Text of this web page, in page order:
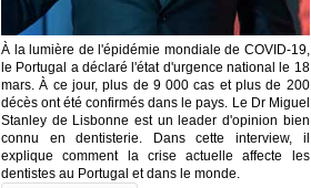
À la lumière de l'épidémie mondiale de COVID-19,
le Portugal a déclaré l'état d'urgence national le 18
mars. À ce jour, plus de 9 000 cas et plus de 200
décès ont été confirmés dans le pays. Le Dr Miguel
Stanley de Lisbonne est un leader d'opinion bien
connu en dentisterie. Dans cette interview, il
explique comment la crise actuelle affecte les
dentistes au Portugal et dans le monde.